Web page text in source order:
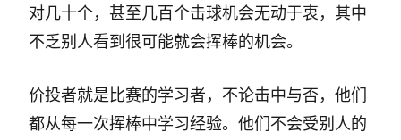
对几十个，甚至几百个击球机会无动于衷，其中
不乏别人看到很可能就会挥棒的机会。
价投者就是比赛的学习者，不论击中与否，他们
都从每一次挥棒中学习经验。他们不会受别人的